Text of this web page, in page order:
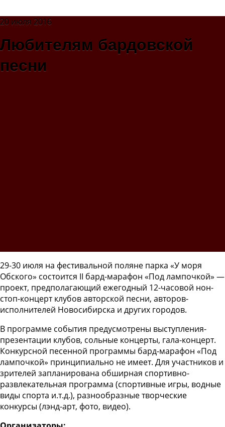
20 июля 2016
Любителям бардовской
песни
29-30 июля на фестивальной поляне парка «У моря
Обского» состоится II бард-марафон «Под лампочкой» —
проект, предполагающий ежегодный 12-часовой нон-
стоп-концерт клубов авторской песни, авторов-
исполнителей Новосибирска и других городов.
В программе события предусмотрены выступления-
презентации клубов, сольные концерты, гала-концерт.
Конкурсной песенной программы бард-марафон «Под
лампочкой» принципиально не имеет. Для участников и
зрителей запланирована обширная спортивно-
развлекательная программа (спортивные игры, водные
виды спорта и.т.д.), разнообразные творческие
конкурсы (лэнд-арт, фото, видео).